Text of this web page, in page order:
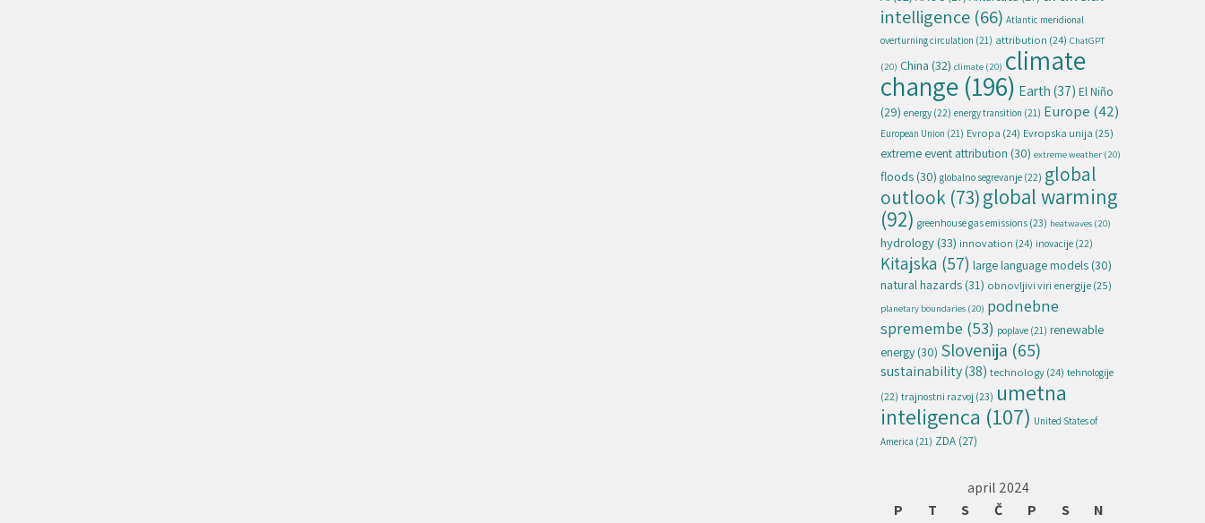
intelligence (66) Atlantic meridional
overturning circulation (21) attribution (24) ChatGPT
(20) China (32) climate (20) climate
change (196) Earth (37) El Niño
(29) energy (22) energy transition (21) Europe (42)
European Union (21) Evropa (24) Evropska unija (25)
extreme event attribution (30) extreme weather (20)
floods (30) globalno segrevanje (22) global
outlook (73)global warming
(92) greenhouse gas emissions (23) heatwaves (20)
hydrology(33) innovation (24) inovacije (22)
Kitajska (57) large language models (30)
natural hazards (31) obnovljivi viri energije(25)
planetary boundaries (20) podnebne
spremembe (53) poplave (21) renewable
energy (30) Slovenija (65)
sustainability(38) technology(24) tehnologije
(22) trajnostni razvoj (23) umetna
inteligenca (107) United States of
America (21) ZDA (27)
april 2024
P
T S Č P S N